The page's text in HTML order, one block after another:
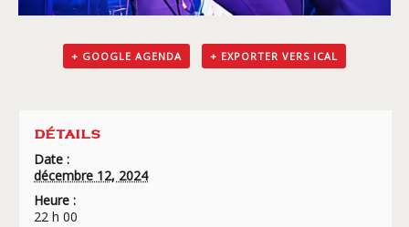
+ GOOGLE AGENDA + EXPORTER VERS ICAL
DÉTAILS
Date :
décembre 12, 2024
Heure :
22 h 00